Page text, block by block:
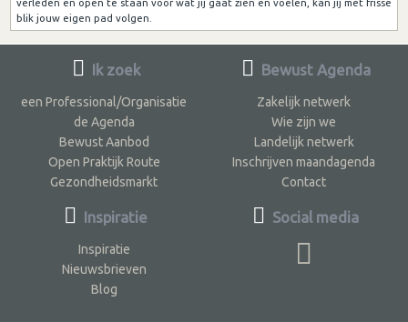
blik jouw eigen pad volgen.
Ik zoek
een Professional/Organisatie
de Agenda
Bewust Aanbod
Open Praktijk Route
Gezondheidsmarkt
Inspiratie
Inspiratie
Nieuwsbrieven
Blog
Bewust Agenda
Zakelijk netwerk
Wie zijn we
Landelijk netwerk
Inschrijven maandagenda
Contact
Social media